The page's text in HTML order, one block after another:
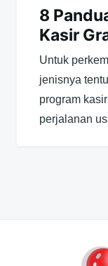
8
Kasir
Untuk
jenisnya
program
perjalanan